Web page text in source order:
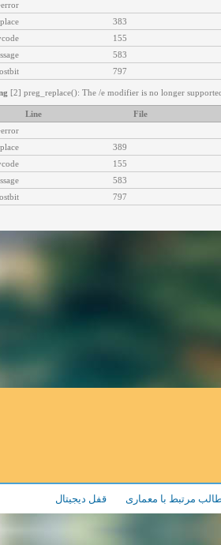
383
155
583
797
[2] preg_replace(): The /e modifier is no longer
File
Line
389
155
583
797
مرتبط با معماری قفل دیجیتال